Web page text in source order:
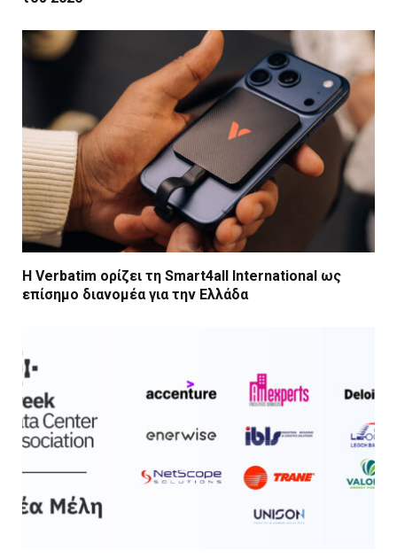
Η Verbatim ορίζει τη Smart4all International ως
επίσημο διανομέα για την Ελλάδα